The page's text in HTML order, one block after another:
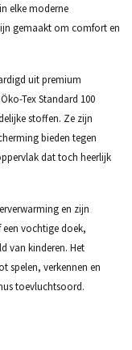
elke moderne
gemaakt om comfort en
uit premium
Tex Standard 100
stoffen. Ze zijn
bieden tegen
dat toch heerlijk
en zijn
vochtige doek,
van kinderen. Het
spelen, verkennen en
toevluchtsoord.